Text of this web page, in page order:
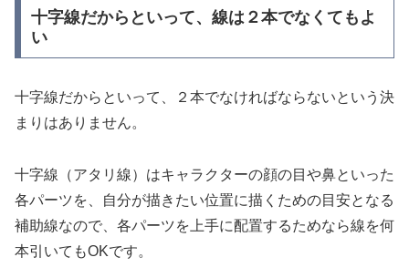
十字線だからといって、線は２本でなくてもよ
い
十字線だからといって、２本でなければならないという決
まりはありません。
十字線（アタリ線）はキャラクターの顔の目や鼻といった
各パーツを、自分が描きたい位置に描くための目安となる
補助線なので、各パーツを上手に配置するためなら線を何
本引いてもOKです。